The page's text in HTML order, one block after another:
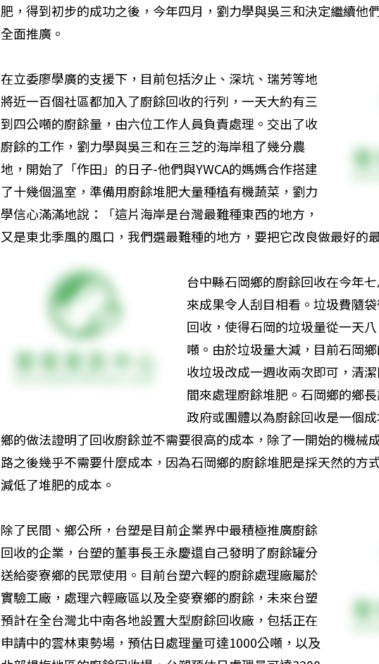
肥，得到初步的成功之後，今年四月，劉力學與吳三和決定繼續他
全面推廣。
在立委廖學廣的支援下，目前包括汐止、深坑、瑞芳等地
將近一百個社區都加入了廚餘回收的行列，一天大約有三
到四公噸的廚餘量，由六位工作人員負責處理。交出了收
廚餘的工作，劉力學與吳三和在三芝的海岸租了幾分農
地，開始了「作田」的日子-他們與YWCA的媽媽合作搭建
了十幾個溫室，準備用廚餘堆肥大量種植有機蔬菜，劉力
學信心滿滿地說：「這片海岸是台灣最難種東西的地方，
又是東北季風的風口，我們選最難種的地方，要把它改良做最好的
台中縣石岡鄉的廚餘回收在今年
來成果令人刮目相看。垃圾費隨
回收，使得石岡的垃圾量從一天
噸。由於垃圾量大減，目前石岡
收垃圾改成一週收兩次即可，清
間來處理廚餘堆肥。石岡鄉的鄉
政府或團體以為廚餘回收是一個
鄉的做法證明了回收廚餘並不需要很高的成本，除了一開始的機械
路之後幾乎不需要什麼成本，因為石岡鄉的廚餘堆肥是採天然的方
減低了堆肥的成本。
除了民間、鄉公所，台塑是目前企業界中最積極推廣廚餘
回收的企業，台塑的董事長王永慶還自己發明了廚餘罐分
送給麥寮鄉的民眾使用。目前台塑六輕的廚餘處理廠屬於
實驗工廠，處理六輕廠區以及全麥寮鄉的廚餘，未來台塑
預計在全台灣北中南各地設置大型廚餘回收廠，包括正在
申請中的雲林東勢場，預估日處理量可達1000公噸，以及